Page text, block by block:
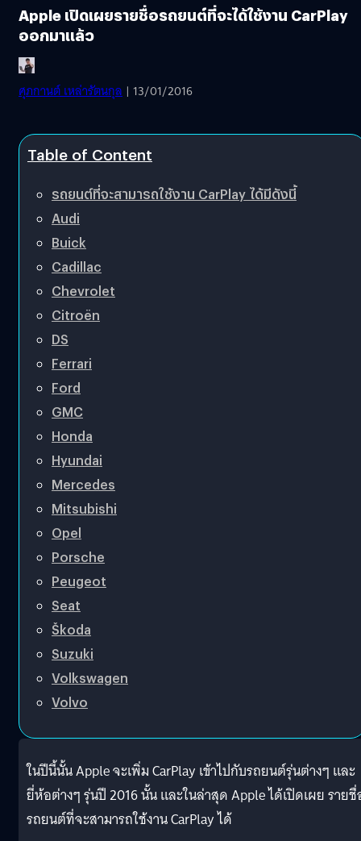
Apple เปิดเผยรายชื่อรถยนต์ที่จะได้ใช้งาน CarPlay
ออกมาแล้ว
ศุภกานต์ เหล่ารัตนกุล | 13/01/2016
Table of Content
รถยนต์ที่จะสามารถใช้งาน CarPlay ได้มีดังนี้
Audi
Buick
Cadillac
Chevrolet
Citroën
DS
Ferrari
Ford
GMC
Honda
Hyundai
Mercedes
Mitsubishi
Opel
Porsche
Peugeot
Seat
Škoda
Suzuki
Volkswagen
Volvo
ในปีนี้นั้น Apple จะเพิ่ม CarPlay เข้าไปกับรถยนต์รุ่นต่างๆ และ
ยี่ห้อต่างๆ รุ่นปี 2016 นั้น และในล่าสุด Apple ได้เปิดเผย ราย
รถยนต์ที่จะสามารถใช้งาน CarPlay ได้